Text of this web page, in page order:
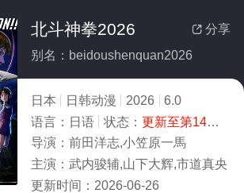
 分享
北斗神拳2026
别名：beidoushenquan2026
日本 日韩动漫 2026
6.0
语言： 日语 状态： 更新至第14集
导演： 前田洋志,小笠原一馬
主演： 武内骏辅,山下大辉,市道真央
更新时间： 2026-06-26